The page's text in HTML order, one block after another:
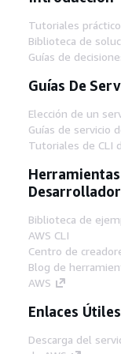
Tutoriales
Biblioteca de
Guías de
Guías De
Elección de un
Guías de servicio
Tutoriales de CLI
Biblioteca de
AWS CLI
Centro de
Blog de
AWS
Enlaces Útiles
Descarga del